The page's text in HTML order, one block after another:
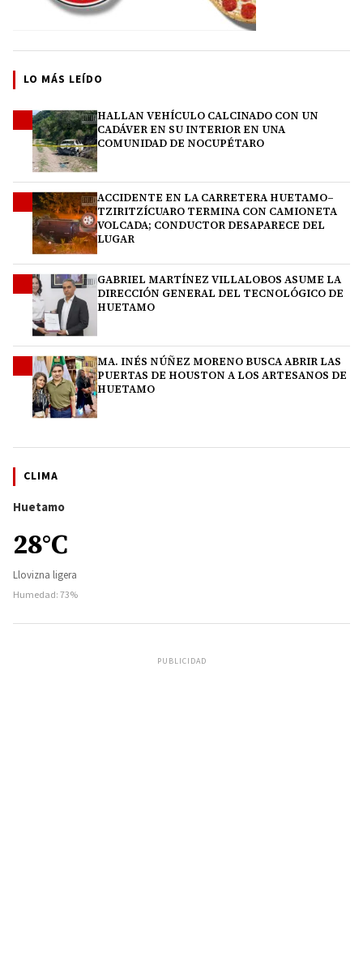
LO MÁS LEÍDO
HALLAN VEHÍCULO CALCINADO CON UN
CADÁVER EN SU INTERIOR EN UNA
COMUNIDAD DE NOCUPÉTARO
ACCIDENTE EN LA CARRETERA HUETAMO–
TZIRITZÍCUARO TERMINA CON CAMIONETA
VOLCADA; CONDUCTOR DESAPARECE DEL
LUGAR
GABRIEL MARTÍNEZ VILLALOBOS ASUME LA
DIRECCIÓN GENERAL DEL TECNOLÓGICO DE
HUETAMO
MA. INÉS NÚÑEZ MORENO BUSCA ABRIR LAS
PUERTAS DE HOUSTON A LOS ARTESANOS DE
HUETAMO
CLIMA
Huetamo
28°C
Llovizna ligera
Humedad: 73%
PUBLICIDAD